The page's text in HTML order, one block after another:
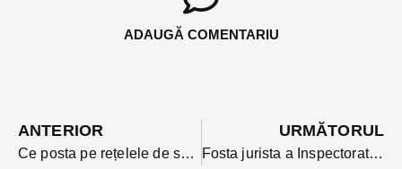
ADAUGĂ COMENTARIU
ANTERIOR
Ce posta pe rețelele de socializare bărbatul care și-a înjunghiat soția în stradă? Erau în divorț, primul termen urma sa fie după Paști
URMĂTORUL
Fosta jurista a Inspectoratului Școlar BN, Mihaela Olinca a murit în aceasta dimineață. Ar fi făcut infarct.